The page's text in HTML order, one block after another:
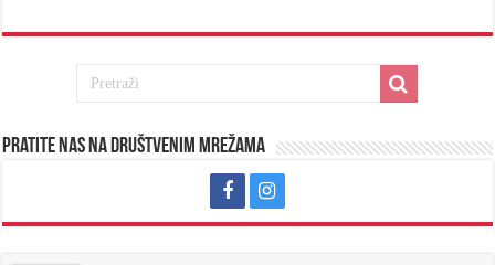
Pratite nas na društvenim mrežama